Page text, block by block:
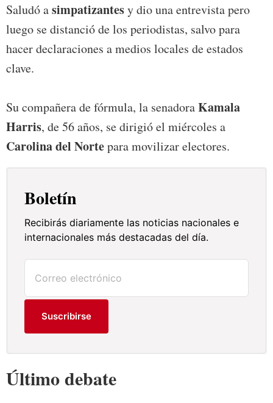
Saludó asimpatizantesy dio una entrevista pero
luego se distanció de los periodistas, salvo para
hacer declaraciones a medios locales de estados
clave.
Su compañera de fórmula, la senadoraKamala
Harris, de 56 años, se dirigió el miércoles a
Carolina del Nortepara movilizar electores.
Boletín
Recibirás diariamente las noticias nacionales e
internacionales más destacadas del día.
Suscribirse
Último debate